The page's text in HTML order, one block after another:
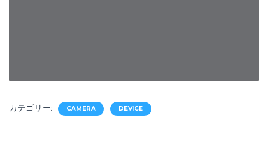
カテゴリー: CAMERA DEVICE